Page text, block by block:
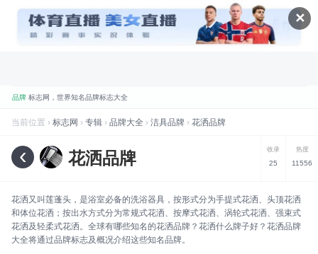
✕
品牌 标志网，世界知名品牌标志大全
折腾标志网全新改版 提升体验和视觉优化
数据 标志网已汇聚超过 9,000+ 品牌标志
品牌找品牌、找标志就到标志网
喜讯 标志网WAP版已上线，手机也能访问
当前位置 › 标志网 › 专辑 › 品牌大全 › 洁具品牌 › 花洒品牌
‹ 花洒品牌 收录
25
热度
11556
花洒又叫莲蓬头，是浴室必备的洗浴器具，按形式分为手提式花洒、头顶花洒
和体位花洒；按出水方式分为常规式花洒、按摩式花洒、涡轮式花洒、强束式
花洒及轻柔式花洒。全球有哪些知名的花洒品牌？花洒什么牌子好？花洒品牌
大全将通过品牌标志及概况介绍这些知名品牌。